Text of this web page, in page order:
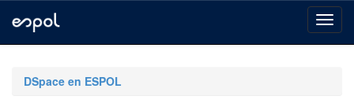
navigationDSpace en ESPOL